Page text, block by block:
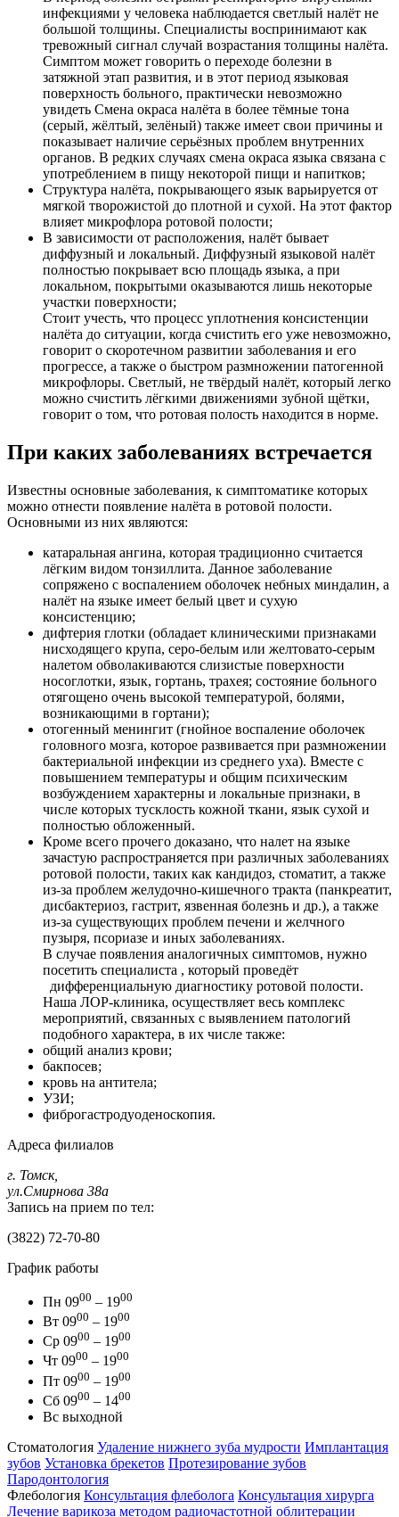
инфекциями у человека наблюдается светлый налёт не
большой толщины. Специалисты воспринимают как
тревожный сигнал случай возрастания толщины налёта.
Симптом может говорить о переходе болезни в
затяжной этап развития, и в этот период языковая
поверхность больного, практически невозможно
увидеть Смена окраса налёта в более тёмные тона
(серый, жёлтый, зелёный) также имеет свои причины и
показывает наличие серьёзных проблем внутренних
органов. В редких случаях смена окраса языка связана с
употреблением в пищу некоторой пищи и напитков;
Структура налёта, покрывающего язык варьируется от
мягкой творожистой до плотной и сухой. На этот фактор
влияет микрофлора ротовой полости;
В зависимости от расположения, налёт бывает
диффузный и локальный. Диффузный языковой налёт
полностью покрывает всю площадь языка, а при
локальном, покрытыми оказываются лишь некоторые
участки поверхности;
Стоит учесть, что процесс уплотнения консистенции
налёта до ситуации, когда счистить его уже невозможно,
говорит о скоротечном развитии заболевания и его
прогрессе, а также о быстром размножении патогенной
микрофлоры. Светлый, не твёрдый налёт, который легко
можно счистить лёгкими движениями зубной щётки,
говорит о том, что ротовая полость находится в норме.
При каких заболеваниях встречается
Известны основные заболевания, к симптоматике которых
можно отнести появление налёта в ротовой полости.
Основными из них являются:
катаральная ангина, которая традиционно считается
лёгким видом тонзиллита. Данное заболевание
сопряжено с воспалением оболочек небных миндалин, а
налёт на языке имеет белый цвет и сухую
консистенцию;
дифтерия глотки (обладает клиническими признаками
нисходящего крупа, серо-белым или желтовато-серым
налетом обволакиваются слизистые поверхности
носоглотки, язык, гортань, трахея; состояние больного
отягощено очень высокой температурой, болями,
возникающими в гортани);
отогенный менингит (гнойное воспаление оболочек
головного мозга, которое развивается при размножении
бактериальной инфекции из среднего уха). Вместе с
повышением температуры и общим психическим
возбуждением характерны и локальные признаки, в
числе которых тусклость кожной ткани, язык сухой и
полностью обложенный.
Кроме всего прочего доказано, что налет на языке
зачастую распространяется при различных заболеваниях
ротовой полости, таких как кандидоз, стоматит, а также
из-за проблем желудочно-кишечного тракта (панкреатит,
дисбактериоз, гастрит, язвенная болезнь и др.), а также
из-за существующих проблем печени и желчного
пузыря, псориазе и иных заболеваниях.
В случае появления аналогичных симптомов, нужно
посетить специалиста , который проведёт
дифференциальную диагностику ротовой полости.
Наша ЛОР-клиника, осуществляет весь комплекс
мероприятий, связанных с выявлением патологий
подобного характера, в их числе также:
общий анализ крови;
бакпосев;
кровь на антитела;
УЗИ;
фиброгастродуоденоскопия.
Адреса филиалов
г. Томск,
ул.Смирнова 38а
Запись на прием по тел:
(3822) 72-70-80
График работы
Пн 0900 – 1900
Вт 0900 – 1900
Ср 0900 – 1900
Чт 0900 – 1900
Пт 0900 – 1900
Сб 0900 – 1400
Вс выходной
Стоматология Удаление нижнего зуба мудрости Имплантация
зубов Установка брекетов Протезирование зубов
Пародонтология
Флебология Консультация флеболога Консультация хирурга
Лечение варикоза методом радиочастотной облитерации